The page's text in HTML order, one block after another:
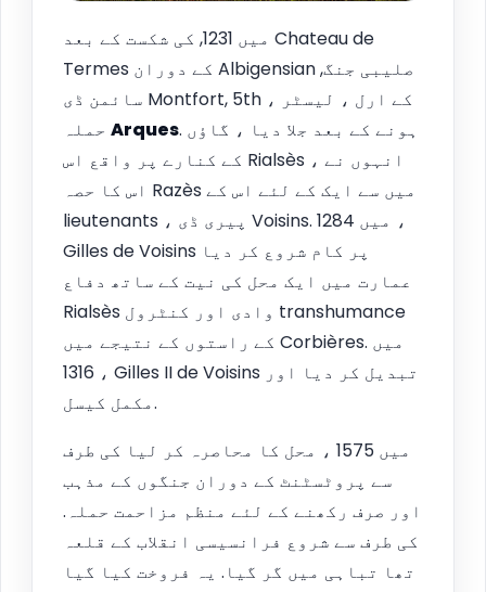
میں 1231, کی شکست کے بعد Chateau de
Termes کے دوران Albigensian صلیبی جنگ,
سائمن ڈی Montfort, 5th کے ارل ، لیسٹر ،
Arques. ہونے کے بعد جلا دیا ، گاؤں
کے کنارے پر واقع اس Rialsès ، انہوں نے
اس کا حصہ Razès میں سے ایک کے لئے اس کے
lieutenants ، پیری ڈی Voisins. میں 1284 ،
Gilles de Voisins پر کام شروع کر دیا
عمارت میں ایک محل کی نیت کے ساتھ دفاع
Rialsès وادی اور کنٹرول transhumance
کے راستوں کے نتیجے میں Corbières. میں
1316 ، Gilles II de Voisins تبدیل کر دیا اور
مکمل کیسل.
میں 1575 ، محل کا محاصرہ کر لیا کی طرف
سے پروٹسٹنٹ کے دوران جنگوں کے مذہب
اور صرف رکھنے کے لئے منظم مزاحمت حملہ.
کی طرف سے شروع فرانسیسی انقلاب کے قلعہ
تھا تباہی میں گر گیا. یہ فروخت کیا گیا